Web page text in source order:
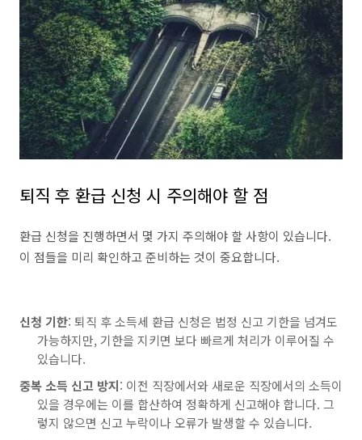
퇴직 후 환급 신청 시 주의해야 할 점
환급 신청을 진행하면서 몇 가지 주의해야 할 사항이 있습니다.
이 점들을 미리 확인하고 준비하는 것이 중요합니다.
신청 기한: 퇴직 후 소득세 환급 신청은 법정 신고 기한을 넘겨도
가능하지만, 기한을 지키면 보다 빠르게 처리가 이루어질 수
있습니다.
중복 소득 신고 방지: 이전 직장에서와 새로운 직장에서의 소득이
있을 경우에는 이를 합산하여 정확하게 신고해야 합니다. 그
렇지 않으면 신고 누락이나 오류가 발생할 수 있습니다.